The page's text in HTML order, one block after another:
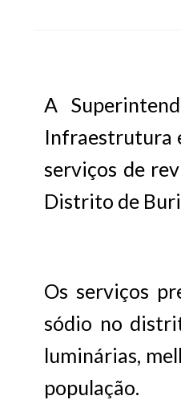
A
Infraestrutura
serviços de
Distrito de
Os serviços
sódio no
luminárias,
população.